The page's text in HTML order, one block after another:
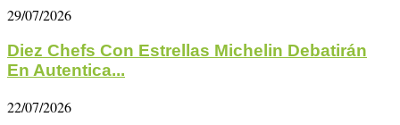
29/07/2026
Diez Chefs Con Estrellas Michelin Debatirán
En Autentica...
22/07/2026